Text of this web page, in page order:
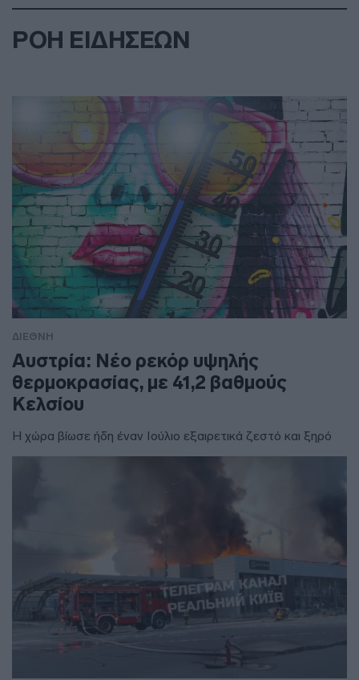
ΡΟΗ ΕΙΔΗΣΕΩΝ
ΔΙΕΘΝΗ
Αυστρία: Νέο ρεκόρ υψηλής
θερμοκρασίας, με 41,2 βαθμούς
Κελσίου
Η χώρα βίωσε ήδη έναν Ιούλιο εξαιρετικά ζεστό και ξηρό